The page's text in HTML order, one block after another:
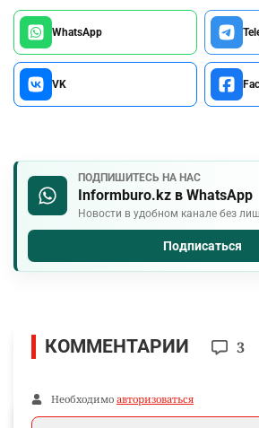
WhatsApp
VK
ПОДПИШИТЕСЬ НА НАС
Informburo.kz в WhatsApp
Новости в удобном канале без
Подписаться
КОММЕНТАРИИ 3
Необходимо авторизоваться